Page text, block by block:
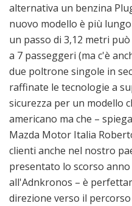
alternativa un benzina
nuovo modello è più
un passo di 3,12 metri
a 7 passeggeri (ma c'è
due poltrone singole in
raffinate le tecnologie a
sicurezza per un modello
americano ma che –
Mazda Motor Italia
clienti anche nel nostro
presentato lo scorso anno
all'Adnkronos – è
direzione verso il